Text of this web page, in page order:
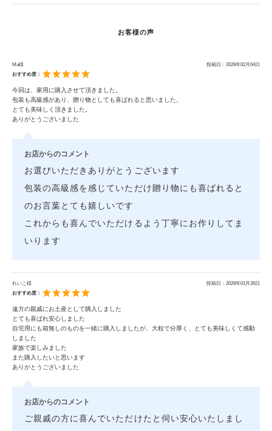
お客様の声
Ma様 投稿日： 2026年02月04日
おすすめ度：
今回は、家用に購入させて頂きました。
包装も高級感があり、贈り物としても喜ばれると思いました。
とても美味しく頂きました。
ありがとうございました
お店からのコメント
お選びいただきありがとうございます
包装の高級感を感じていただけ贈り物にも喜ばれると
のお言葉とても嬉しいです
これからも喜んでいただけるよう丁寧にお作りしてま
いります
れいこ様 投稿日： 2026年01月26日
おすすめ度：
遠方の親戚にお土産として購入しました
とても喜ばれ安心しました
自宅用にも箱無しのものを一緒に購入しましたが、大粒で分厚く、とても美味しくて感動
しました
家族で楽しみました
また購入したいと思います
ありがとうございました
お店からのコメント
ご親戚の方に喜んでいただけたと伺い安心いたしまし